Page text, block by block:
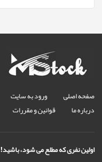
صفحه اصلی ورود به سایت
درباره ما
قوانین و مقررات
اولین نفری که مطلع می شود، باشید!